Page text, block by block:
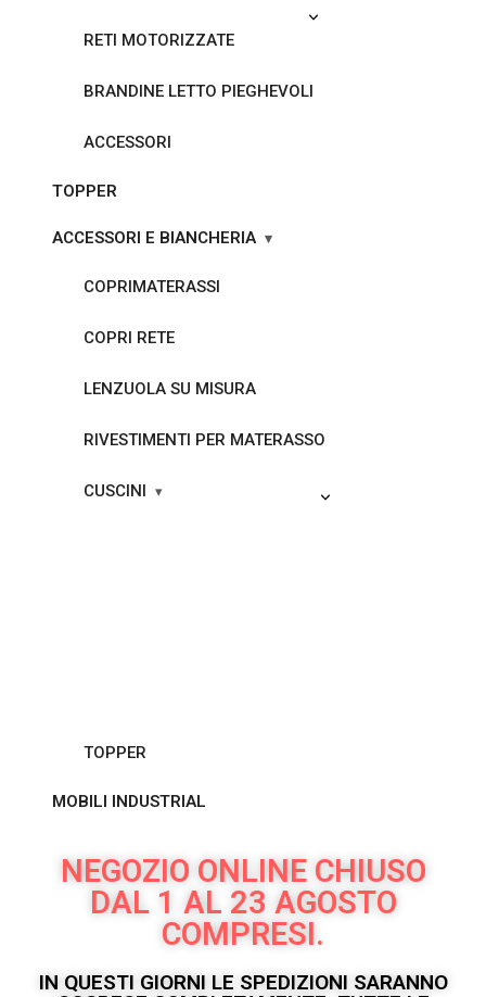
RETI MOTORIZZATE
BRANDINE LETTO PIEGHEVOLI
ACCESSORI
TOPPER
ACCESSORI E BIANCHERIA
COPRIMATERASSI
COPRI RETE
LENZUOLA SU MISURA
RIVESTIMENTI PER MATERASSO
CUSCINI
TOPPER
MOBILI INDUSTRIAL
NEGOZIO ONLINE CHIUSO
DAL 1 AL 23 AGOSTO
COMPRESI.
IN QUESTI GIORNI LE SPEDIZIONI SARANNO